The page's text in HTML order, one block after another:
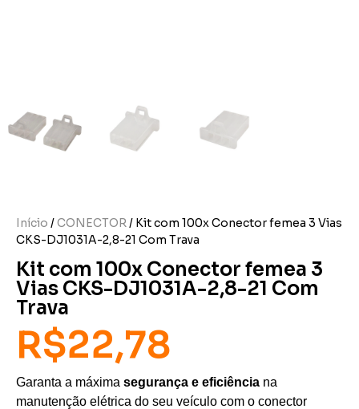
Início /CONECTOR/ Kit com 100x Conector femea 3 Vias
CKS-DJ1031A-2,8-21 Com Trava
Kit com 100x Conector femea 3
Vias CKS-DJ1031A-2,8-21 Com
Trava
R$22,78
Garanta a máxima segurança e eficiência na
manutenção elétrica do seu veículo com o conector